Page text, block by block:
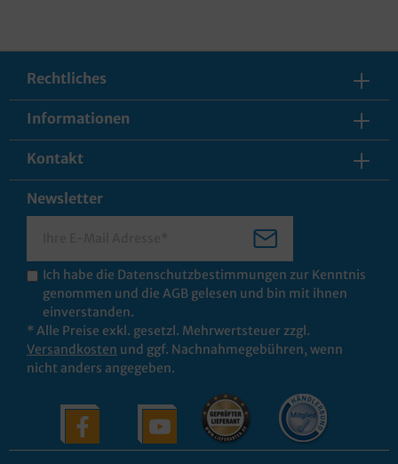
Rechtliches
Informationen
Kontakt
Newsletter
Ich habe die Datenschutzbestimmungen zur Kenntnis
genommen und die AGB gelesen und bin mit ihnen
einverstanden.
* Alle Preise exkl. gesetzl. Mehrwertsteuer zzgl.
Versandkosten und ggf. Nachnahmegebühren, wenn
nicht anders angegeben.